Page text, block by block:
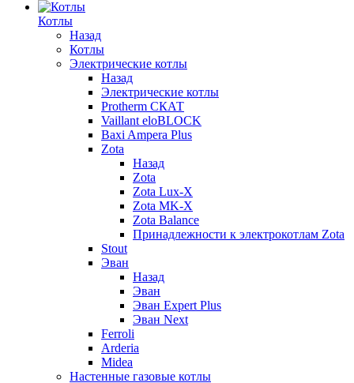
Котлы
Назад
Котлы
Электрические котлы
Назад
Электрические котлы
Protherm СКАТ
Vaillant eloBLOCK
Baxi Ampera Plus
Zota
Назад
Zota
Zota Lux-X
Zota MK-X
Zota Balance
Принадлежности к электрокотлам Zota
Stout
Эван
Назад
Эван
Эван Expert Plus
Эван Next
Ferroli
Arderia
Midea
Настенные газовые котлы